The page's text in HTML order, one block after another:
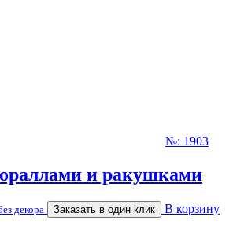
№: 1903
и ракушками
декора Заказать в один клик В корзину